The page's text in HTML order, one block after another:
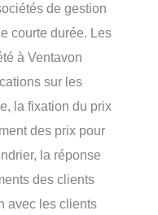
de gestion
courte durée. Les
à Ventavon
sur les
la fixation du prix
des prix pour
la réponse
des clients
avec les clients